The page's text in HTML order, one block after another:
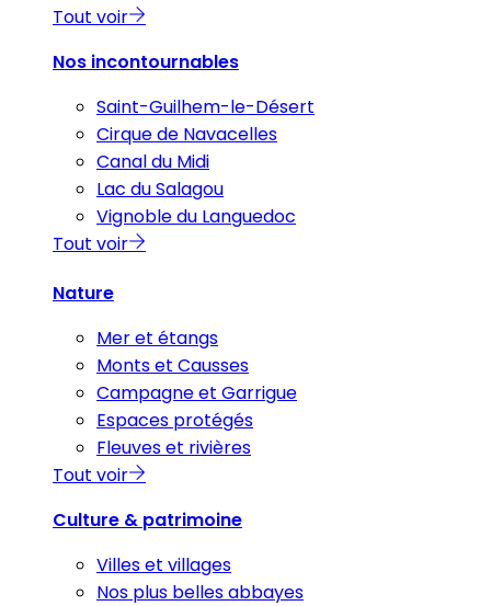
Tout voir
Nos incontournables
Saint-Guilhem-le-Désert
Cirque de Navacelles
Canal du Midi
Lac du Salagou
Vignoble du Languedoc
Tout voir
Nature
Mer et étangs
Monts et Causses
Campagne et Garrigue
Espaces protégés
Fleuves et rivières
Tout voir
Culture & patrimoine
Villes et villages
Nos plus belles abbayes